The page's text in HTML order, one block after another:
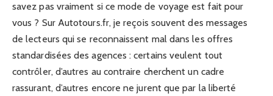
savez pas vraiment si ce mode de voyage est fait pour
vous ? Sur Autotours.fr, je reçois souvent des messages
de lecteurs qui se reconnaissent mal dans les offres
standardisées des agences : certains veulent tout
contrôler, d’autres au contraire cherchent un cadre
rassurant, d’autres encore ne jurent que par la liberté